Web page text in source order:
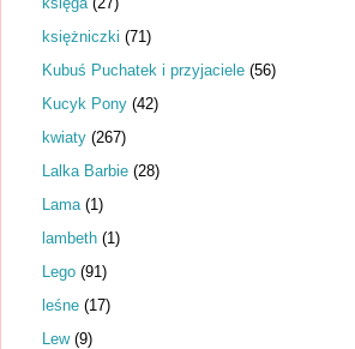
księżniczki (71)
Kubuś Puchatek i przyjaciele (56)
Kucyk Pony (42)
kwiaty (267)
Lalka Barbie (28)
Lama (1)
lambeth (1)
Lego (91)
leśne (17)
Lew (9)